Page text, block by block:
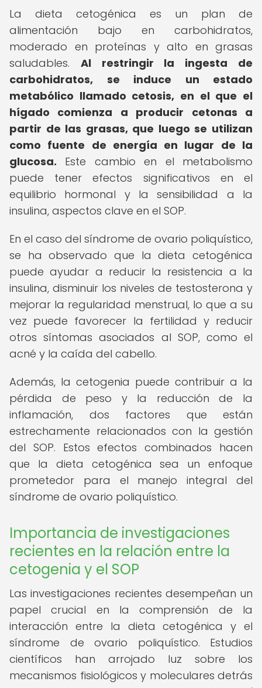
La dieta cetogénica es un plan de
alimentación bajo en carbohidratos,
moderado en proteínas y alto en grasas
saludables. Al restringir la ingesta de
carbohidratos, se induce un estado
metabólico llamado cetosis, en el que el
hígado comienza a producir cetonas a
partir de las grasas, que luego se utilizan
como fuente de energía en lugar de la
glucosa. Este cambio en el metabolismo
puede tener efectos significativos en el
equilibrio hormonal y la sensibilidad a la
insulina, aspectos clave en el SOP.
En el caso del síndrome de ovario poliquístico,
se ha observado que la dieta cetogénica
puede ayudar a reducir la resistencia a la
insulina, disminuir los niveles de testosterona y
mejorar la regularidad menstrual, lo que a su
vez puede favorecer la fertilidad y reducir
otros síntomas asociados al SOP, como el
acné y la caída del cabello.
Además, la cetogenia puede contribuir a la
pérdida de peso y la reducción de la
inflamación, dos factores que están
estrechamente relacionados con la gestión
del SOP. Estos efectos combinados hacen
que la dieta cetogénica sea un enfoque
prometedor para el manejo integral del
síndrome de ovario poliquístico.
Importancia de investigaciones
recientes en la relación entre la
cetogenia y el SOP
Las investigaciones recientes desempeñan un
papel crucial en la comprensión de la
interacción entre la dieta cetogénica y el
síndrome de ovario poliquístico. Estudios
científicos han arrojado luz sobre los
mecanismos fisiológicos y moleculares detrás